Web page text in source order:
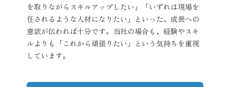
を取りながらスキルアップしたい」「いずれは現場を
任されるような人材になりたい」といった、成長への
意欲が伝われば十分です。当社の場合も、経験やスキ
ルよりも「これから頑張りたい」という気持ちを重視
しています。